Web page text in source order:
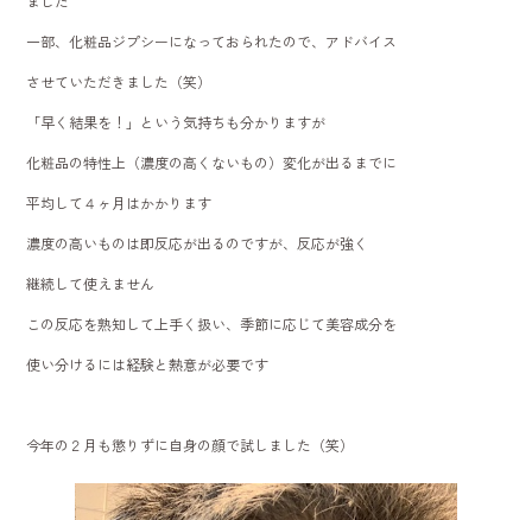
一部、化粧品ジプシーになっておられたので、アドバイス
させていただきました（笑）
「早く結果を！」という気持ちも分かりますが
化粧品の特性上（濃度の高くないもの）変化が出るまでに
平均して４ヶ月はかかります
濃度の高いものは即反応が出るのですが、反応が強く
継続して使えません
この反応を熟知して上手く扱い、季節に応じて美容成分を
使い分けるには経験と熱意が必要です
今年の２月も懲りずに自身の顔で試しました（笑）